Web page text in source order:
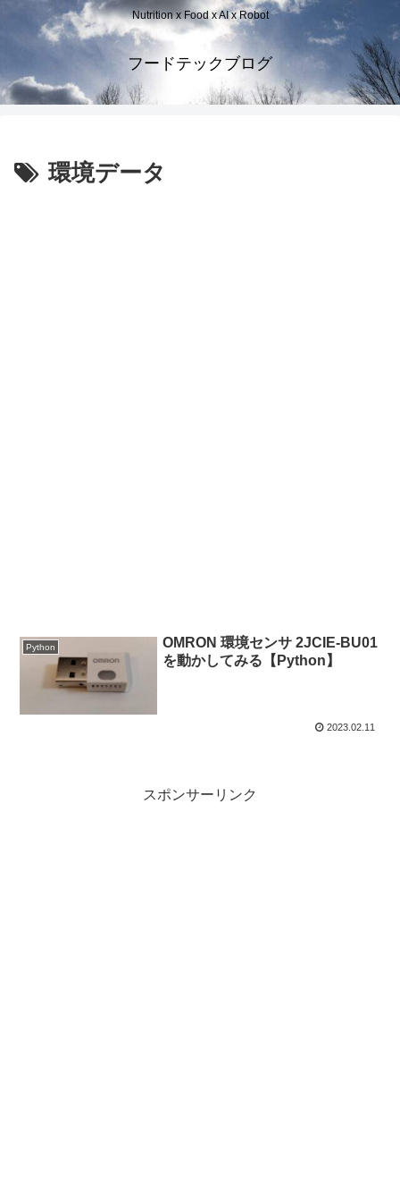
Nutrition x Food x AI x Robot
フードテックブログ
環境データ
Python
OMRON 環境センサ 2JCIE-BU01
を動かしてみる【Python】
2023.02.11
スポンサーリンク